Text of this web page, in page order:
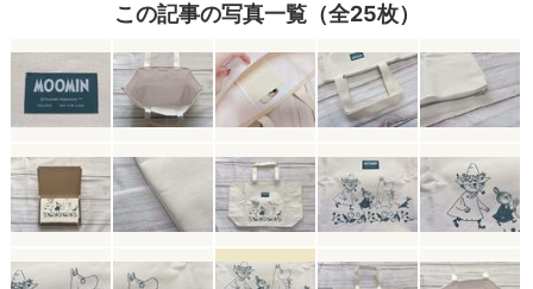
この記事の写真一覧（全25枚）